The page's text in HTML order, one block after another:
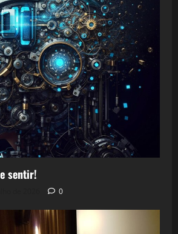
sentir!
0